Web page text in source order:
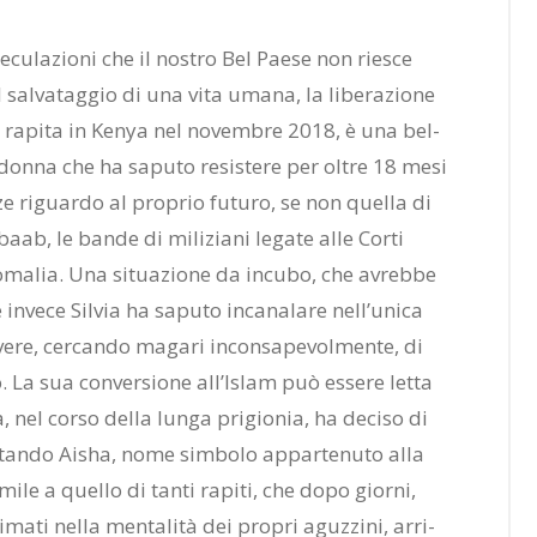
che il no­stro Bel Pae­se non rie­sce
di una vita uma­na, la li­be­ra­zio­ne
in Ke­nya nel no­vem­bre 2018, è una bel­
che ha sa­pu­to re­si­ste­re per ol­tre 18 mesi
ri­guar­do al pro­prio fu­tu­ro, se non quel­la di
le ban­de di mi­li­zia­ni le­ga­te alle Cor­ti
Una si­tua­zio­ne da in­cu­bo, che avreb­be
Sil­via ha sa­pu­to in­ca­na­la­re nel­l’u­ni­ca
cer­can­do ma­ga­ri in­con­sa­pe­vol­men­te, di
sua con­ver­sio­ne al­l’I­slam può es­se­re let­ta
nel cor­so del­la lun­ga pri­gio­nia, ha de­ci­so di
Ai­sha, nome sim­bo­lo ap­par­te­nu­to alla
a quel­lo di tan­ti ra­pi­ti, che dopo gior­ni,
nel­la men­ta­li­tà dei pro­pri aguz­zi­ni, ar­ri­